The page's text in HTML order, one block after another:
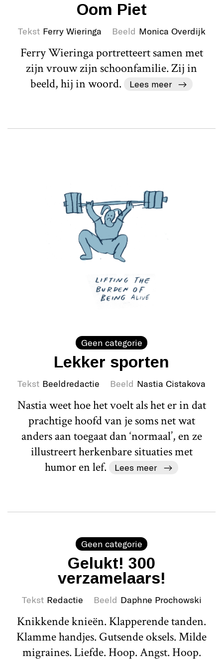
Oom Piet
Tekst Ferry Wieringa Beeld Monica Overdijk
Ferry Wieringa portretteert samen met
zijn vrouw zijn schoonfamilie. Zij in
beeld, hij in woord.
Lees meer
Geen categorie
Lekker sporten
Tekst Beeldredactie Beeld Nastia Cistakova
Nastia weet hoe het voelt als het er in dat
prachtige hoofd van je soms net wat
anders aan toegaat dan ‘normaal’, en ze
illustreert herkenbare situaties met
humor en lef.
Lees meer
Geen categorie
Gelukt! 300
verzamelaars!
Tekst Redactie Beeld Daphne Prochowski
Knikkende knieën. Klapperende tanden.
Klamme handjes. Gutsende oksels. Milde
migraines. Liefde. Hoop. Angst. Hoop.